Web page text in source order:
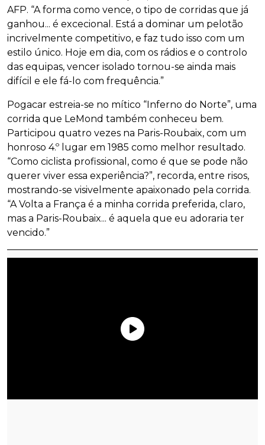
AFP. “A forma como vence, o tipo de corridas que já
ganhou... é excecional. Está a dominar um pelotão
incrivelmente competitivo, e faz tudo isso com um
estilo único. Hoje em dia, com os rádios e o controlo
das equipas, vencer isolado tornou-se ainda mais
difícil e ele fá-lo com frequência.”
Pogacar estreia-se no mítico “Inferno do Norte”, uma
corrida que LeMond também conheceu bem.
Participou quatro vezes na Paris-Roubaix, com um
honroso 4.º lugar em 1985 como melhor resultado.
“Como ciclista profissional, como é que se pode não
querer viver essa experiência?”, recorda, entre risos,
mostrando-se visivelmente apaixonado pela corrida.
“A Volta a França é a minha corrida preferida, claro,
mas a Paris-Roubaix... é aquela que eu adoraria ter
vencido.”